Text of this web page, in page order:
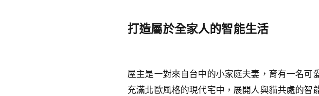
打造屬於全家人的智能生活
屋主是一對來自台中的小家庭夫妻，育有一名可
充滿北歐風格的現代宅中，展開人與貓共處的智